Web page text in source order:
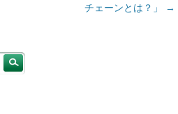
チェーンとは？」
→